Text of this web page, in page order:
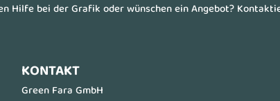
Hilfe bei der Grafik oder wünschen ein Angebot?
KONTAKT
Green Fara GmbH